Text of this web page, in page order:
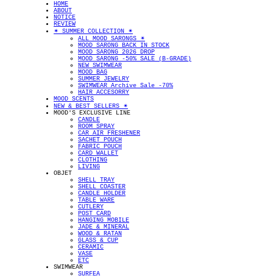
HOME
ABOUT
NOTICE
REVIEW
✴︎ SUMMER COLLECTION ✴︎
ALL MOOD SARONGS ✴︎
MOOD SARONG BACK IN STOCK
MOOD SARONG 2026 DROP
MOOD SARONG -50% SALE (B-GRADE)
NEW SWIMWEAR
MOOD BAG
SUMMER JEWELRY
SWIMWEAR Archive Sale -70%
HAIR ACCESORRY
MOOD SCENTS
NEW & BEST SELLERS ✴︎
MOOD'S EXCLUSIVE LINE
CANDLE
ROOM SPRAY
CAR AIR FRESHENER
SACHET POUCH
FABRIC POUCH
CARD WALLET
CLOTHING
LIVING
OBJET
SHELL TRAY
SHELL COASTER
CANDLE HOLDER
TABLE WARE
CUTLERY
POST CARD
HANGING MOBILE
JADE & MINERAL
WOOD & RATAN
GLASS & CUP
CERAMIC
VASE
ETC
SWIMWEAR
SURFEA